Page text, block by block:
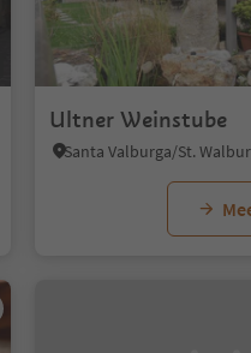
Ultner Weinstube